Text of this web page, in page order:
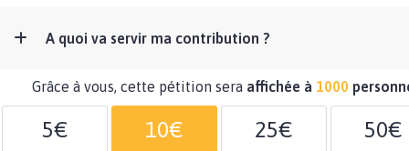
A quoi va servir ma contribution ?
Grâce à vous, cette pétition sera affichée à 1000
5€ 10€ 25€ 50€